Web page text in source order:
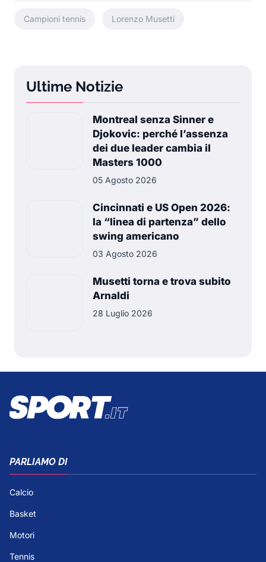
Campioni tennis Lorenzo Musetti
Ultime Notizie
Montreal senza Sinner e
Djokovic: perché l’assenza
dei due leader cambia il
Masters 1000
05 Agosto 2026
Cincinnati e US Open 2026:
la “linea di partenza” dello
swing americano
03 Agosto 2026
Musetti torna e trova subito
Arnaldi
28 Luglio 2026
PARLIAMO DI
Calcio
Basket
Motori
Tennis